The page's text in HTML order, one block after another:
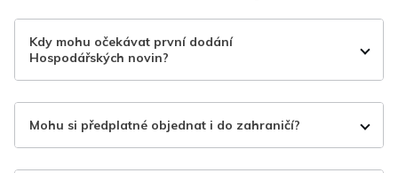
Kdy mohu očekávat první dodání
Hospodářských novin?
Mohu si předplatné objednat i do zahraničí?